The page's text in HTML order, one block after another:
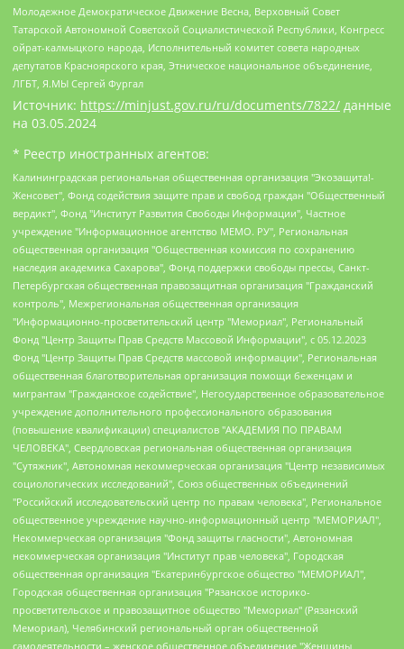
Молодежное Демократическое Движение Весна, Верховный Совет
Татарской Автономной Советской Социалистической Республики, Конгресс
ойрат-калмыцкого народа, Исполнительный комитет совета народных
депутатов Красноярского края, Этническое национальное объединение,
ЛГБТ, Я.МЫ Сергей Фургал
Источник: https://minjust.gov.ru/ru/documents/7822/ данные
на 03.05.2024
* Реестр иностранных агентов:
Калининградская региональная общественная организация "Экозащита!-Женсовет", Фонд содействия защите прав и свобод граждан "Общественный вердикт", Фонд "Институт Развития Свободы Информации", Частное учреждение "Информационное агентство МЕМО. РУ", Региональная общественная организация "Общественная комиссия по сохранению наследия академика Сахарова", Фонд поддержки свободы прессы, Санкт-Петербургская общественная правозащитная организация "Гражданский контроль", Межрегиональная общественная организация "Информационно-просветительский центр "Мемориал", Региональный Фонд "Центр Защиты Прав Средств Массовой Информации", с 05.12.2023 Фонд "Центр Защиты Прав Средств массовой информации", Региональная общественная благотворительная организация помощи беженцам и мигрантам "Гражданское содействие", Негосударственное образовательное учреждение дополнительного профессионального образования (повышение квалификации) специалистов "АКАДЕМИЯ ПО ПРАВАМ ЧЕЛОВЕКА", Свердловская региональная общественная организация "Сутяжник", Автономная некоммерческая организация "Центр независимых социологических исследований", Союз общественных объединений "Российский исследовательский центр по правам человека", Региональное общественное учреждение научно-информационный центр "МЕМОРИАЛ", Некоммерческая организация "Фонд защиты гласности", Автономная некоммерческая организация "Институт прав человека", Городская общественная организация "Екатеринбургское общество "МЕМОРИАЛ", Городская общественная организация "Рязанское историко-просветительское и правозащитное общество "Мемориал" (Рязанский Мемориал), Челябинский региональный орган общественной самодеятельности – женское общественное объединение "Женщины Евразии", Челябинский региональный орган общественной самодеятельности "Уральская правозащитная группа", Фонд содействия защите здоровья и социальной справедливости имени Андрея Рылькова, Автономная Некоммерческая Организация "Аналитический Центр Юрия Левады", Автономная некоммерческая организация социальной поддержки населения "Проект Апрель", Региональная общественная организация помощи женщинам и детям, находящимся в кризисной ситуации "Информационно-методический центр "Анна", Фонд содействия развитию массовых коммуникаций и правовому просвещению "Так-так-Так", Фонд содействия устойчивому развитию "Серебряная тайга", Свердловский региональный общественный фонд социальных проектов "Новое время", "Idel.Реалии", Кавказ.Реалии, Крым.Реалии, Телеканал Настоящее Время, Татаро-башкирская служба Радио Свобода (Azatliq Radiosi), Радио Свободная Европа/Радио Свобода (PCE/PC), "Сибирь.Реалии", "Фактограф", Благотворительный фонд помощи осужденным и их семьям, Автономная некоммерческая организация "Институт глобализации и социальных движений", Фонд "В защиту прав заключенных", Частное учреждение "Центр поддержки и содействия развитию средств массовой информации", Пензенский региональный общественный благотворительный фонд "Гражданский союз", "Север.Реалии", Некоммерческая организация Фонд "Правовая инициатива", Общество с ограниченной ответственностью "Радио Свободная Европа/Радио Свобода", Чешское информационное агентство "MEDIUM-ORIENT", Красноярская региональная общественная организация "Мы против СПИДа", Камалягин Денис Николаевич, Маркелов Сергей Евгеньевич, Пономарев Лев Александрович, Савицкая Людмила Алексеевна, Автономная некоммерческая организация "Центр по работе с проблемой насилия "НАСИЛИЮ.НЕТ", Межрегиональный профессиональный союз работников здравоохранения "Альянс врачей", Юридическое лицо, зарегистрированное в Латвийской Республике, SIA "Medusa Project" (регистрационный номер 40103797863, дата регистрации 10.06.2014), Некоммерческая организация "Фонд по борьбе с коррупцией", Автономная некоммерческая организация "Институт права и публичной политики", Баданин Роман Сергеевич, Гликин Максим Александрович, Железнова Мария Михайловна, Лукьянова Юлия Сергеевна, Маетная Елизавета Витальевна, Маняхин Петр Борисович, Чуракова Ольга Владимировна, Ярош Юлия Петровна, Юридическое лицо "The Insider SIA", зарегистрированное в Риге, Латвийская Республика (дата регистрации 26.06.2015), являющееся администратором доменного имени интернет-издания "The Insider SIA", https://theins.ru, Постернак Алексей Евгеньевич, Рубин Михаил Аркадьевич, Анин Роман Александрович, Юридическое лицо Istories fonds, зарегистрированное в Латвийской Республике (регистрационный номер 50008295751, дата регистрации 24.02.2020), Великовский Дмитрий Александрович, Долинина Ирина Николаевна, Мароховская Алеся Алексеевна, Шлейнов Роман Юрьевич, Шмагун Олеся Валентиновна, Общество с ограниченной ответственностью "Альтаир 2021", Общество с ограниченной ответственностью "Вега 2021", Общество с ограниченной ответственностью "Главный редактор 2021", Общество с ограниченной ответственностью "Ромашки монолит", Важенков Артем Валерьевич, Ивановская областная общественная организация "Центр гендерных исследований", Гурман Юрий Альбертович, Медиапроект "ОВД-Инфо", Егоров Владимир Владимирович, Жилинский Владимир Александрович, Общество с ограниченной ответственностью "ЗП", Иванова София Юрьевна, Карезина Инна Павловна, Кильтау Екатерина Викторовна, Петров Алексей Викторович, Пискунов Сергей Евгеньевич, Смирнов Сергей Сергеевич, Тихонов Михаил Сергеевич, Общество с ограниченной ответственностью "ЖУРНАЛИСТ-ИНОСТРАННЫЙ АГЕНТ", Арапова Галина Юрьевна, Вольтская Татьяна Анатольевна, Американская компания "Mason G.E.S. Anonymous Foundation" (США), являющаяся владельцем интернет-издания https://mnews.world/, Компания "Stichting Bellingcat", зарегистрированная в Нидерландах (дата регистрации 11.07.2018), Захаров Андрей Вячеславович, Клепиковская Екатерина Дмитриевна, Общество с ограниченной ответственностью "МЕМО", Перл Роман Александрович, Симонов Евгений Алексеевич, Соловьева Елена Анатольевна, Сотников Даниил Владимирович, Сурначева Елизавета Дмитриевна, Автономная некоммерческая организация по защите прав человека и информированию населения "Якутия – Наше Мнение", Общество с ограниченной ответственностью "Москоу диджитал медиа", с 26.01.2023 Общество с ограниченной ответственностью "Чайка Белые сады", Ветошкина Валерия Валерьевна, Заговора Максим Александрович, Межрегиональное общественное движение "Российская ЛГБТ - сеть", Оленичев Максим Владимирович, Павлов Иван Юрьевич, Скворцова Елена Сергеевна, Общество с ограниченной ответственностью "Как бы инагент", Кочетков Игорь Викторович, Общество с ограниченной ответственностью "Честные выборы", Еланчик Олег Александрович, Общество с ограниченной ответственностью "Нобелевский призыв", Гималова Регина Эмилевна, Григорьев Андрей Валерьевич, Григорьева Алина Александровна, Ассоциация по содействию защите прав призывников, альтернативнослужащих и военнослужащих "Правозащитная группа "Гражданин.Армия.Право", Хисамова Регина Фаритовна, Автономная некоммерческая организация по реализации социально-правовых программ "Лилит", Дальневосточное общественное движение "Маяк", Санкт-Петербургская ЛГБТ-инициативная группа "Выход", Инициативная группа ЛГБТ+ "Реверс", Алексеев Андрей Викторович, Бекбулатова Таисия Львовна, Беляев Иван Михайлович, Владыкина Елена Сергеевна, Гельман Марат Александрович, Никульшина Вероника Юрьевна, Толоконникова Надежда Андреевна, Шендерович Виктор Анатольевич, Общество с ограниченной ответственностью "Данное сообщение", Общество с ограниченной ответственностью Издательский дом "Новая глава", Айнбиндер Александра Александровна, Московский комьюнити-центр для ЛГБТ+инициатив, Благотворительный фонд развития филантропии, Deutsche Welle (Германия, Kurt-Schumacher-Strasse 3, 53113 Bonn), Борзунова Мария Михайловна, Воробьев Виктор Викторович, Голубева Анна Львовна, Константинова Алла Михайловна, Малкова Ирина Владимировна, Мурадов Мурад Абдулгалимович, Осетинская Елизавета Николаевна, Понасенков Евгений Николаевич, Ганапольский Матвей Юрьевич, Киселев Евгений Алексеевич, Борухович Ирина Григорьевна, Дремин Иван Тимофеевич, Дубровский Дмитрий Викторович, Красноярская региональная общественная организация поддержки и развития альтернативных образовательных технологий и межкультурных коммуникаций "ИНТЕРРА", Маяковская Екатерина Алексеевна, Фейгин Марк Захарович, Филимонов Андрей Викторович, Дзугкоева Регина Николаевна, Доброхотов Роман Александрович, Дудь Юрий Александрович, Елкин Сергей Владимирович, Кругликов Кирилл Игоревич, Сабунаева Мария Леонидовна, Семенов Алексей Владимирович, Шаинян Карен Багратович, Шульман Екатерина Михайловна, Асафьев Артур Валерьевич, Вахштайн Виктор Семенович, Венедиктов Алексей Алексеевич, Лушникова Екатерина Евгеньевна, Волков Леонид Михайлович, Невзоров Александр Глебович, Пархоменко Сергей Борисович, Сироткин Ярослав Николаевич, Кара-Мурза Владимир Владимирович, Баранова Наталья Владимировна, Гозман Леонид Яковлевич, Кагарлицкий Борис Юльевич, Климарев Михаил Валерьевич, Милов Владимир Станиславович, Автономная некоммерческая организация Краснодарский центр современного искусства "Типография", Моргенштерн Алишер Тагирович, Соболь Любовь Эдуардовна, Общество с ограниченной ответственностью "ЛИЗА НОРМ", Каспаров Гарри Кимович, Ходорковский Михаил Борисович, Общество с ограниченной ответственностью "Апрельские тезисы", Данилович Ирина Брониславовна, Кашин Олег Владимирович, Петров Николай Владимирович, Пивоваров Алексей Владимирович, Соколов Михаил Владимирович, Цветкова Юлия Владимировна, Чичваркин Евгений Александрович, Комитет против пыток/Команда против пыток, Общество с ограниченной ответственностью "Первый научный", Общество с ограниченной ответственностью "Вертолет и ко", Белоцерковская Вероника Борисовна, Кац Максим Евгеньевич, Лазарева Татьяна Юрьевна, Шаведдинов Руслан Табризович, Яшин Илья Валерьевич, Общество с ограниченной ответственностью "Иноагент ААВ", Алешковский Дмитрий Петрович, Альбац Евгения Марковна, Быков Дмитрий Львович, Галямина Юлия Евгеньевна, Лойко Сергей Леонидович, Мартынов Кирилл Константинович, Медведев Сергей Александрович, Крашенинников Федор Геннадиевич, Гордеева Катерина Вл